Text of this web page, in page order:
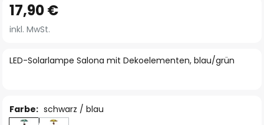
Anfang
der
springen
LED-Solarlampe Salona mit Dekoelementen, blau/grün
17,90 €
inkl. MwSt.
Farbe: schwarz / blau